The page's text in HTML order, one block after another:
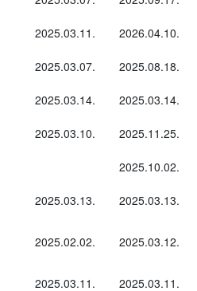
2025.03.11.
2026.04.10.
2025.03.07.
2025.08.18.
2025.03.14.
2025.03.14.
2025.03.10.
2025.11.25.
2025.10.02.
2025.03.13. 2025.03.13.
2025.02.02. 2025.03.12.
2025.03.11.
2025.03.11.